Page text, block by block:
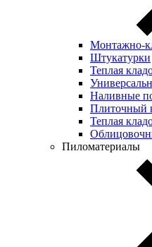
Монтажно-
Штукатурки
Теплая
Наливные
Плиточный
Теплая
Пиломатериалы